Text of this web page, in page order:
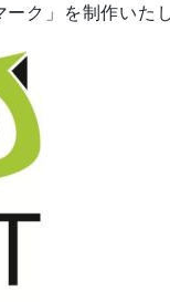
ク」を制作いた